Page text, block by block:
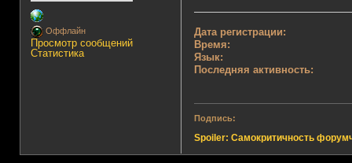
Оффлайн
Просмотр сообщений
Статистика
Дата регистрации:
Время:
Язык:
Последняя активность:
Подпись:
Spoiler: Самокритичность